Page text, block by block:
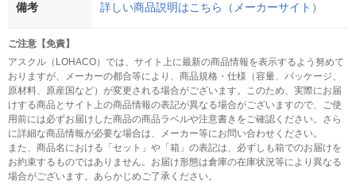
備考 詳しい商品説明はこちら（メーカーサイト）
ご注意【免責】
アスクル（LOHACO）では、サイト上に最新の商品情報を表示するよう努めて
おりますが、メーカーの都合等により、商品規格・仕様（容量、パッケージ、
原材料、原産国など）が変更される場合がございます。このため、実際にお届
けする商品とサイト上の商品情報の表記が異なる場合がございますので、ご使
用前には必ずお届けした商品の商品ラベルや注意書きをご確認ください。さら
に詳細な商品情報が必要な場合は、メーカー等にお問い合わせください。
また、商品名における「セット」や「箱」の表記は、必ずしも箱でのお届けを
お約束するものではありません。お届け形態は倉庫の在庫状況等により異なる
場合がございます。あらかじめご了承ください。